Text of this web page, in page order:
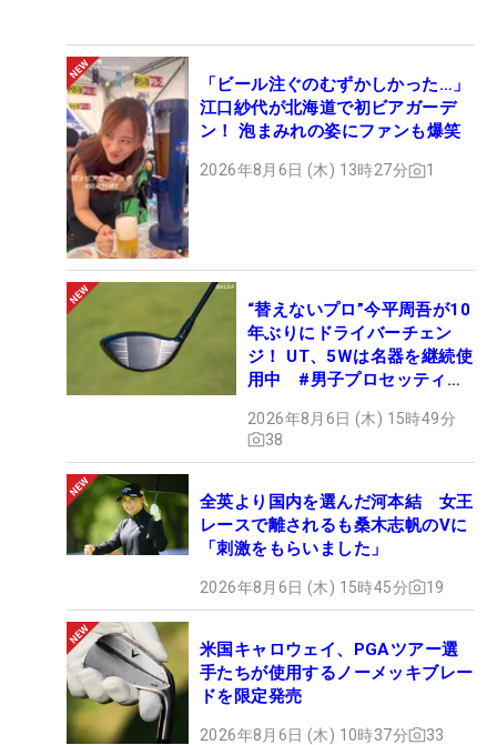
「ビール注ぐのむずかしかった…」
江口紗代が北海道で初ビアガーデ
ン！ 泡まみれの姿にファンも爆笑
2026年8月6日 (木) 13時27分 1
“替えないプロ”今平周吾が10
年ぶりにドライバーチェン
ジ！ UT、5Wは名器を継続使
用中 #男子プロセッティン
2026年8月6日 (木) 15時49分
38
全英より国内を選んだ河本結 女王
レースで離されるも桑木志帆のVに
「刺激をもらいました」
2026年8月6日 (木) 15時45分 19
米国キャロウェイ、PGAツアー選
手たちが使用するノーメッキブレー
ドを限定発売
2026年8月6日 (木) 10時37分 33